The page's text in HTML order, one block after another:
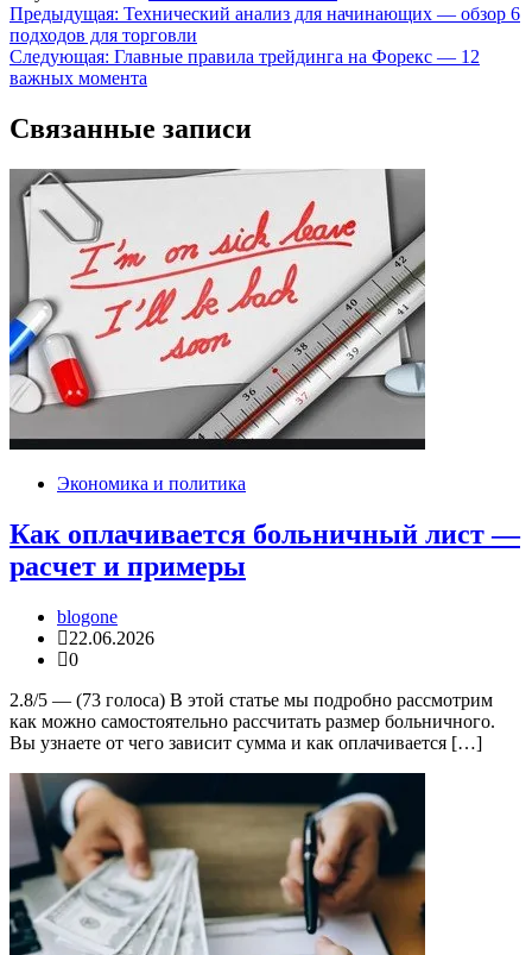
Навигация
по
записям
Предыдущая: Технический анализ для начинающих — обзор 6
подходов для торговли
Следующая: Главные правила трейдинга на Форекс — 12
важных момента
Связанные записи
Экономика и политика
Как оплачивается больничный лист —
расчет и примеры
blogone
22.06.2026
0
2.8/5 — (73 голоса) В этой статье мы подробно рассмотрим
как можно самостоятельно рассчитать размер больничного.
Вы узнаете от чего зависит сумма и как оплачивается […]